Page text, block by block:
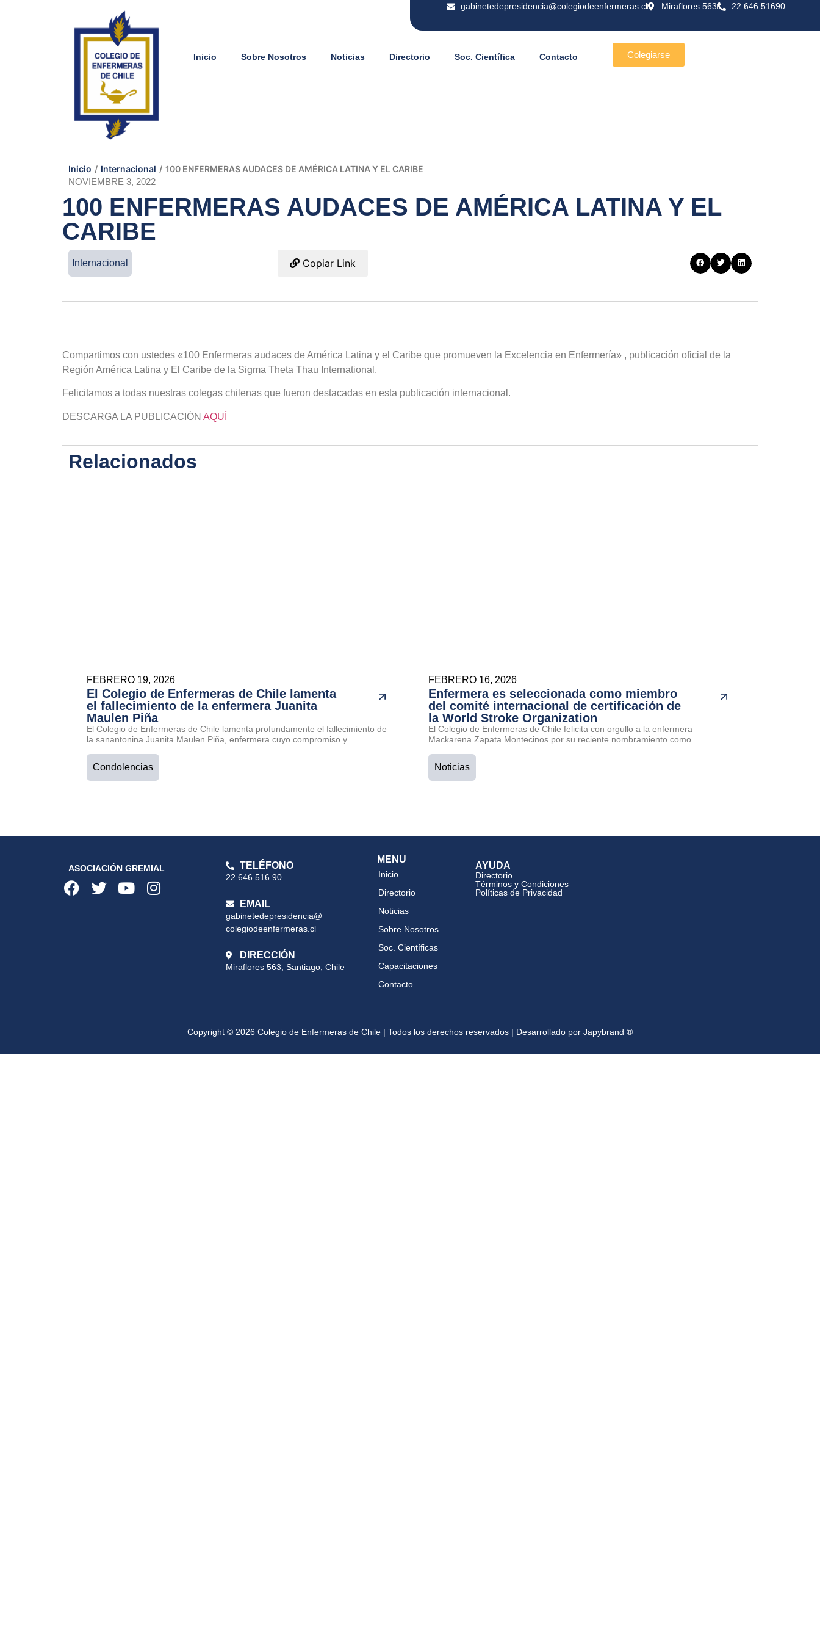
gabinetedepresidencia@colegiodeenfermeras.cl Miraflores 563 22 646 51690
Inicio Sobre Nosotros Noticias Directorio Soc. Científica Contacto Colegiarse
Inicio / Internacional / 100 ENFERMERAS AUDACES DE AMÉRICA LATINA Y EL CARIBE
NOVIEMBRE 3, 2022
100 ENFERMERAS AUDACES DE AMÉRICA LATINA Y EL
CARIBE
Internacional Copiar Link
Compartimos con ustedes «100 Enfermeras audaces de América Latina y el Caribe que promueven la Excelencia en Enfermería» , publicación oficial de la
Región América Latina y El Caribe de la Sigma Theta Thau International.
Felicitamos a todas nuestras colegas chilenas que fueron destacadas en esta publicación internacional.
DESCARGA LA PUBLICACIÓN AQUÍ
Relacionados
FEBRERO 19, 2026
El Colegio de Enfermeras de Chile lamenta
el fallecimiento de la enfermera Juanita
Maulen Piña
El Colegio de Enfermeras de Chile lamenta profundamente el fallecimiento de
la sanantonina Juanita Maulen Piña, enfermera cuyo compromiso y...
Condolencias
FEBRERO 16, 2026
Enfermera es seleccionada como miembro
del comité internacional de certificación de
la World Stroke Organization
El Colegio de Enfermeras de Chile felicita con orgullo a la enfermera
Mackarena Zapata Montecinos por su reciente nombramiento como...
Noticias
ASOCIACIÓN GREMIAL TELÉFONO
22 646 516 90
EMAIL
gabinetedepresidencia@
colegiodeenfermeras.cl
DIRECCIÓN
Miraflores 563, Santiago, Chile
MENU
Inicio
Directorio
Noticias
Sobre Nosotros
Soc. Científicas
Capacitaciones
Contacto
AYUDA
Directorio
Términos y Condiciones
Políticas de Privacidad
Copyright © 2026 Colegio de Enfermeras de Chile | Todos los derechos reservados | Desarrollado por Japybrand ®